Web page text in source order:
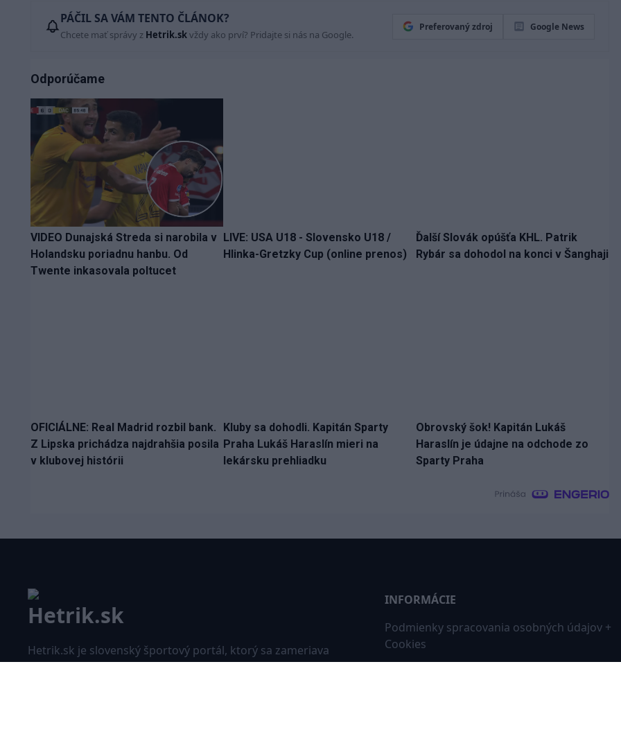
PÁČIL SA VÁM TENTO ČLÁNOK?
Chcete mať správy z Hetrik.skvždy ako prví? Pridajte si nás na Google.
Preferovaný zdroj Google News
Odporúčame
VIDEO Dunajská Streda si narobila v
Holandsku poriadnu hanbu. Od
Twente inkasovala poltucet
LIVE: USA U18 - Slovensko U18 /
Hlinka-Gretzky Cup (online prenos)
Ďalší Slovák opúšťa KHL. Patrik
Rybár sa dohodol na konci v Šanghaji
OFICIÁLNE: Real Madrid rozbil bank.
Z Lipska prichádza najdrahšia posila
v klubovej histórii
Kluby sa dohodli. Kapitán Sparty
Praha Lukáš Haraslín mieri na
lekársku prehliadku
Obrovský šok! Kapitán Lukáš
Haraslín je údajne na odchode zo
Sparty Praha
Hetrik.sk je slovenský športový portál, ktorý sa zameriava
prevažne na najnovšie informácie zo sveta hokeja a
INFORMÁCIE
Podmienky spracovania osobných údajov +
Cookies
RSS Feed